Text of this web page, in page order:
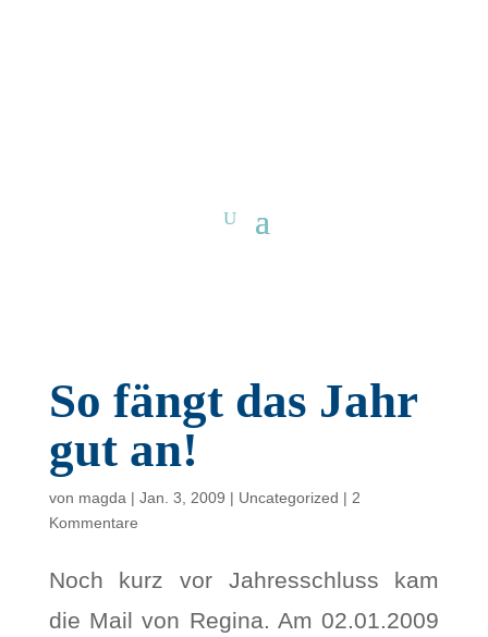
So fängt das Jahr
gut an!
von magda | Jan. 3, 2009 | Uncategorized | 2
Kommentare
Noch kurz vor Jahresschluss kam
die Mail von Regina. Am 02.01.2009